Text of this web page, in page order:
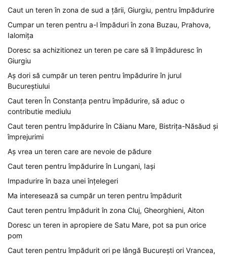
Caut un teren în zona de sud a țării, Giurgiu, pentru împădurire
Cumpar un teren pentru a-l împăduri în zona Buzau, Prahova,
Ialomița
Doresc sa achizitionez un teren pe care să îl împăduresc în
Giurgiu
Aș dori să cumpăr un teren pentru împădurire în jurul
Bucureștiului
Caut teren În Constanța pentru împădurire, să aduc o
contributie mediulu
Caut teren pentru împădurire în Căianu Mare, Bistrița-Năsăud și
împrejurimi
Aș vrea un teren care are nevoie de pădure
Caut teren pentru împădurire în Lungani, Iași
Impadurire în baza unei înțelegeri
Ma interesează sa cumpăr un teren pentru împădurit
Caut teren pentru împădurit în zona Cluj, Gheorghieni, Aiton
Doresc un teren in apropiere de Satu Mare, pot sa pun orice
pom
Caut teren pentru împădurit ori pe lângă București ori Vrancea,